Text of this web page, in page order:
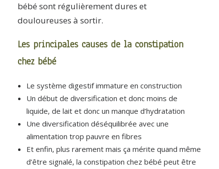
bébé sont régulièrement dures et
douloureuses à sortir.
Les principales causes de la constipation
chez bébé
Le système digestif immature en construction
Un début de diversification et donc moins de
liquide, de lait et donc un manque d’hydratation
Une diversification déséquilibrée avec une
alimentation trop pauvre en fibres
Et enfin, plus rarement mais ça mérite quand même
d’être signalé, la constipation chez bébé peut être